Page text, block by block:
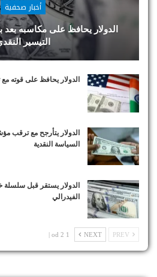
أخبار صحفية
الدولار يحافظ على مكاسبه بعد
التيسير
الدولار يحافظ على قوته
الدولار يتأرجح مع ترقب
السياسة النقدية
الدولار يستقر قبل
الفيدرالي
NEXT
1 od 2 |